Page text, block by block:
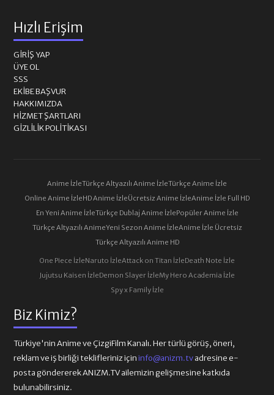
Biz Kimiz?
Türkiye'nin Anime ve ÇizgiFilm Kanalı. Her türlü görüş, öneri,
reklam ve iş birliği teklifleriniz içininfo@anizm.tvadresine e-
posta göndererek ANIZM.TV ailemizin gelişmesine katkıda
bulunabilirsiniz.
Hızlı Erişim
GIRIŞ YAP
ÜYE OL
SSS
EKIBE BAŞVUR
HAKKIMIZDA
HIZMET ŞARTLARI
GIZLILIK POLITIKASI
Anime İzleTürkçe Altyazılı Anime İzleTürkçe Anime İzle
Online Anime İzleHD Anime İzleÜcretsiz Anime İzleAnime İzle Full HD
En Yeni Anime İzleTürkçe Dublaj Anime İzlePopüler Anime İzle
Türkçe Altyazılı AnimeYeni Sezon Anime İzleAnime İzle Ücretsiz
Türkçe Altyazılı Anime HD
One Piece İzleNaruto İzleAttack on Titan İzleDeath Note İzle
Jujutsu Kaisen İzleDemon Slayer İzleMy Hero Academia İzle
Spy x Family İzle